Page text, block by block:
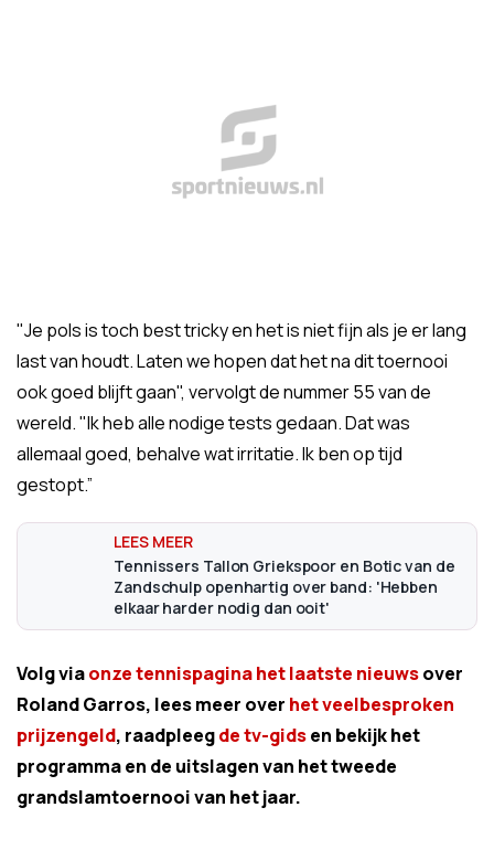
"Je pols is toch best tricky en het is niet fijn als je er lang
last van houdt. Laten we hopen dat het na dit toernooi
ook goed blijft gaan", vervolgt de nummer 55 van de
wereld. "Ik heb alle nodige tests gedaan. Dat was
allemaal goed, behalve wat irritatie. Ik ben op tijd
gestopt.”
Tennissers Tallon Griekspoor en Botic van de
Zandschulp openhartig over band: 'Hebben
elkaar harder nodig dan ooit'
Volg viaonze tennispagina het laatste nieuwsover
Roland Garros, lees meer over het veelbesproken
prijzengeld, raadpleegde tv-gidsen bekijk het
programma en de uitslagen van het tweede
grandslamtoernooi van het jaar.